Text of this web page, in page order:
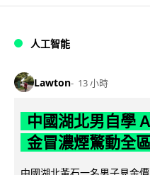
人工智能
Lawton 13 小時
中國湖北男自學
金冒濃煙驚動全